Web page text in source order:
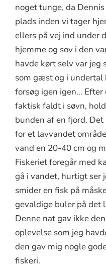
noget tunge, da
plads inden vi tager
ellers på vej ind under
hjemme og sov i den
havde kørt selv var jeg
som gæst og i
forsøg igen igen… Efter
faktisk faldt i søvn,
bunden af en fjord.
for et lavvandet
vand en 20-40 cm og
Fiskeriet foregår med
gå i vandet, hurtigt ser
smider en fisk på
gevaldige buler på det
Denne nat gav ikke
oplevelse som jeg
den gav mig nogle
fiskeri.